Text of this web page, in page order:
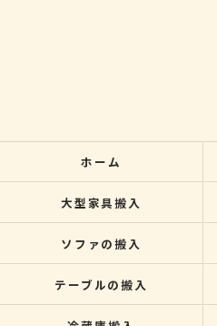
ホーム
大型家具搬入
ソファの搬入
テーブルの搬入